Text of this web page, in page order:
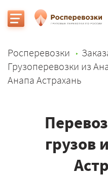
Росперевозки
Грузоперевозки из
Анапа Астрахань
грузов